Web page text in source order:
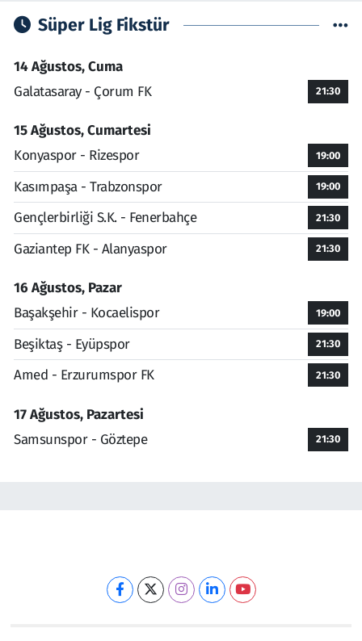
Süper Lig Fikstür
14 Ağustos, Cuma
Galatasaray - Çorum FK
21:30
15 Ağustos, Cumartesi
Konyaspor - Rizespor
19:00
Kasımpaşa - Trabzonspor 19:00
Gençlerbirliği S.K. - Fenerbahçe 21:30
Gaziantep FK - Alanyaspor 21:30
16 Ağustos, Pazar
Başakşehir - Kocaelispor
19:00
Beşiktaş - Eyüpspor 21:30
Amed - Erzurumspor FK 21:30
17 Ağustos, Pazartesi
Samsunspor - Göztepe
21:30